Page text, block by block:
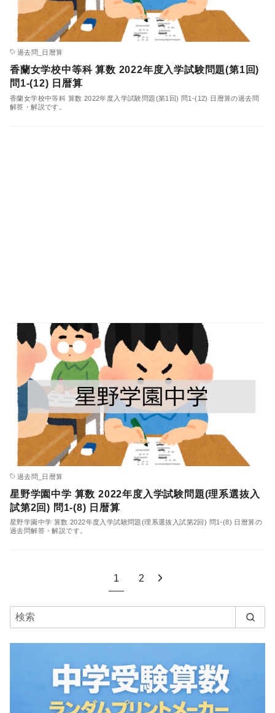
過去問_日暦算
香蘭女学校中等科 算数 2022年度入学試験問題(第1回)
問1-(12) 日暦算
香蘭女学校中等科 算数 2022年度入学試験問題(第1回) 問1-(12) 日暦算の過去問
解答・解説です。
過去問_日暦算
星野学園中学 算数 2022年度入学試験問題(理系選抜入
試第2回) 問1-(8) 日暦算
星野学園中学 算数 2022年度入学試験問題(理系選抜入試第2回) 問1-(8) 日暦算の
過去問解答・解説です。
1 2